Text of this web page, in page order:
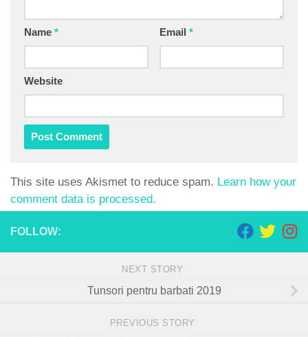
Name * Email *
Website
This site uses Akismet to reduce spam. Learn how your
comment data is processed.
FOLLOW:
NEXT STORY
Tunsori pentru barbati 2019
PREVIOUS STORY